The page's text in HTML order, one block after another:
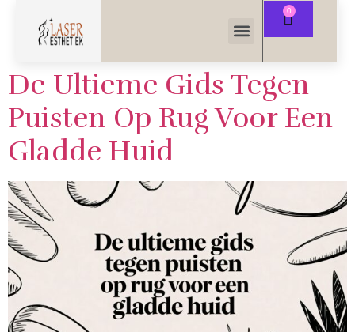
De Ultieme Gids Tegen
Puisten Op Rug Voor Een
Gladde Huid